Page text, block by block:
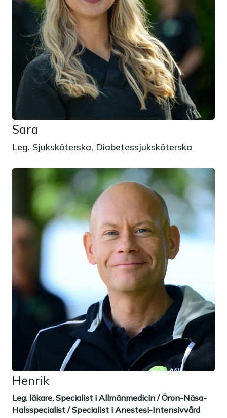
Sara
Leg. Sjuksköterska, Diabetessjuksköterska
Henrik
Leg. läkare, Specialist i Allmänmedicin / Öron-Näsa-
Halsspecialist / Specialist i Anestesi-Intensivvård